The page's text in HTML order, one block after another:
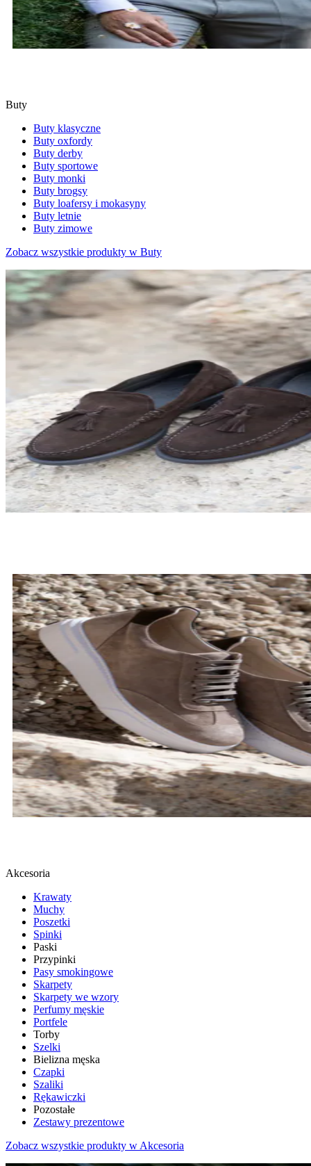
Buty
Buty klasyczne
Buty oxfordy
Buty derby
Buty sportowe
Buty monki
Buty brogsy
Buty loafersy i mokasyny
Buty letnie
Buty zimowe
Zobacz wszystkie produkty w Buty
Akcesoria
Krawaty
Muchy
Poszetki
Spinki
Paski
Przypinki
Pasy smokingowe
Skarpety
Skarpety we wzory
Perfumy męskie
Portfele
Torby
Szelki
Bielizna męska
Czapki
Szaliki
Rękawiczki
Pozostałe
Zestawy prezentowe
Zobacz wszystkie produkty w Akcesoria